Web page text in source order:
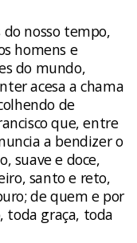
nosso tempo,
homens e
do mundo,
acesa a chama
de
que, entre
a bendizer o
suave e doce,
santo e reto,
de quem e por
toda graça, toda